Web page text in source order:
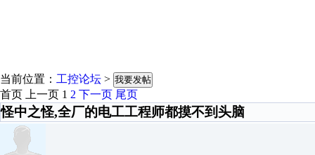
当前位置： 工控论坛 > 我要发帖
首页 上一页 1 2 下一页 尾页
怪中之怪,全厂的电工工程师都摸不到头脑